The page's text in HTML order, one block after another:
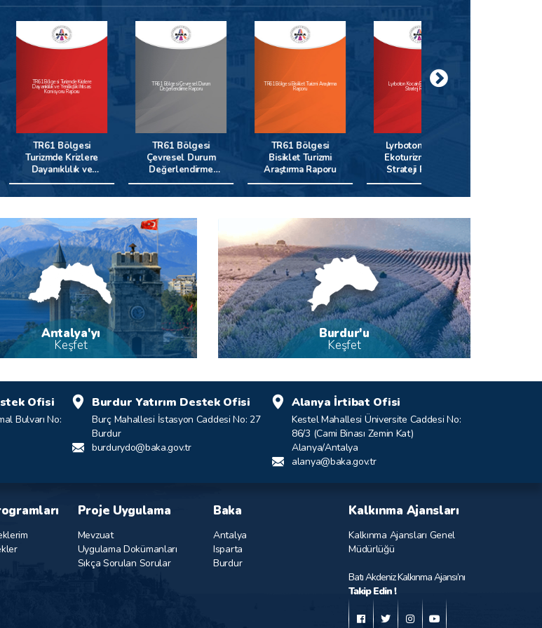
Turizmde Krizlere
ve Yenilikçilik İhtisas
Bölgesi
Krizlere
ve
İhtisas
TR61 Bölgesi Çevresel Durum
TR61 Bölgesi
Çevresel Durum
Değerlendirme
Raporu
TR61 Bölgesi Bisiklet Turizmi Araştırma
TR61 Bölgesi
Bisiklet Turizmi
Araştırma Raporu
Lyrboton Kocain Ekoturizm Rotası
Lyrboton Kocain
Ekoturizm Rotası
Strateji Rehberi
Antalya'yı
Keşfet
Burdur'u
Keşfet
Ofisi
Bulvarı No:
Burdur Yatırım Destek Ofisi
Burç Mahallesi İstasyon Caddesi No: 27
Burdur
burdurydo@baka.gov.tr
Alanya İrtibat Ofisi
Kestel Mahallesi Üniversite Caddesi No:
86/3 (Cami Binası Zemin Kat)
Alanya/Antalya
alanya@baka.gov.tr
Proje Uygulama
Mevzuat
Uygulama Dokümanları
Sıkça Sorulan Sorular
Baka
Antalya
Isparta
Burdur
Kalkınma Ajansları
Kalkınma Ajansları Genel
Müdürlüğü
Batı Akdeniz Kalkınma Ajansı’nı
Takip Edin !